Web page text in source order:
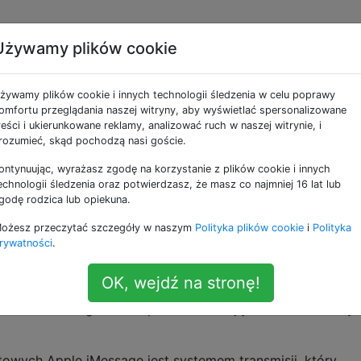
jakiejkolwiek
linii
wiadomości?
wyłączone (oznacza to, że lokalna lub krajowa linia
wszystkie wieże telefonów komórkowych są wyłączone,
iMessage (lub SMS) do innych użytkowników
poza siedzibą)?
Push Manager może przekazać moją wiadomość
plików cookie
plików cookie i innych technologii śledzenia w celu poprawy
przeglądania naszej witryny, aby wyświetlać spersonalizowane
i ukierunkowane reklamy, analizować ruch w naszej witrynie, i
skąd pochodzą nasi goście.
wyrażasz zgodę na korzystanie z plików cookie i innych
śledzenia oraz potwierdzasz, że masz co najmniej 16 lat lub
rodzica lub opiekuna.
przeczytać szczegóły w naszym Polityka plików cookie i Polityka
.
OK, wejdź na stronę!